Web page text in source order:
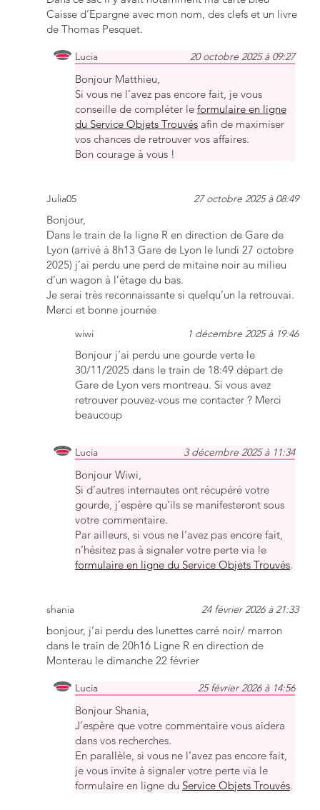
Caisse d’Epargne avec mon nom, des clefs et un livre
de Thomas Pesquet.
Lucia 20 octobre 2025 à 09:27
Bonjour Matthieu,
Si vous ne l’avez pas encore fait, je vous
conseille de compléter le formulaire en ligne
du Service Objets Trouvés afin de maximiser
vos chances de retrouver vos affaires.
Bon courage à vous !
Julia05 27 octobre 2025 à 08:49
Bonjour,
Dans le train de la ligne R en direction de Gare de
Lyon (arrivé à 8h13 Gare de Lyon le lundi 27 octobre
2025) j’ai perdu une perd de mitaine noir au milieu
d’un wagon à l’étage du bas.
Je serai très reconnaissante si quelqu’un la retrouvai.
Merci et bonne journée
wiwi 1 décembre 2025 à 19:46
Bonjour j’ai perdu une gourde verte le
30/11/2025 dans le train de 18:49 départ de
Gare de Lyon vers montreau. Si vous avez
retrouver pouvez-vous me contacter ? Merci
beaucoup
Lucia 3 décembre 2025 à 11:34
Bonjour Wiwi,
Si d’autres internautes ont récupéré votre
gourde, j’espère qu’ils se manifesteront sous
votre commentaire.
Par ailleurs, si vous ne l’avez pas encore fait,
n’hésitez pas à signaler votre perte via le
formulaire en ligne du Service Objets Trouvés.
shania 24 février 2026 à 21:33
bonjour, j’ai perdu des lunettes carré noir/ marron
dans le train de 20h16 Ligne R en direction de
Monterau le dimanche 22 février
Lucia 25 février 2026 à 14:56
Bonjour Shania,
J’espère que votre commentaire vous aidera
dans vos recherches.
En parallèle, si vous ne l’avez pas encore fait,
je vous invite à signaler votre perte via le
formulaire en ligne du Service Objets Trouvés.